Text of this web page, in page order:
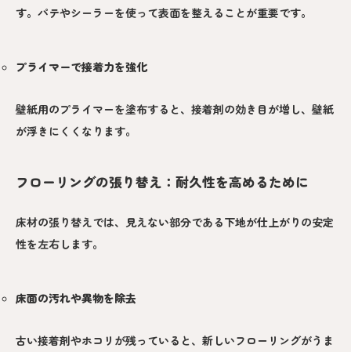
す。パテやシーラーを使って表面を整えることが重要です。
プライマーで接着力を強化
壁紙用のプライマーを塗布すると、接着剤の効き目が増し、壁紙
が浮きにくくなります。
フローリングの張り替え：耐久性を高めるために
床材の張り替えでは、見えない部分である下地が仕上がりの安定
性を左右します。
床面の汚れや異物を除去
古い接着剤やホコリが残っていると、新しいフローリングがうま